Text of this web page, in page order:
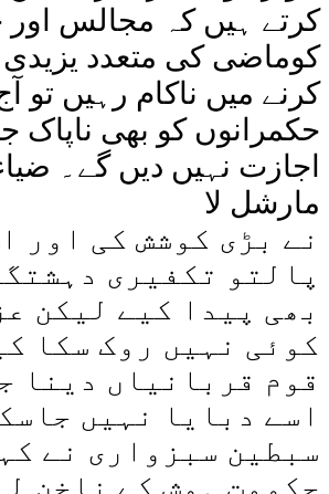
کرتے ہیں کہ مجالس
کوماضی کی متعدد یزیدی
کرنے میں ناکام رہیں تو
حکمرانوں کو بھی
اجازت نہیں دیں گے۔
مارشل لا
نے بڑی کوشش کی اور
پالتو تکفیری
بھی پیدا کیے لیکن
کوئی نہیں روک سکا
قوم قربانیاں دینا
اسے دبایا نہیں
سبطین سبزواری نے
حکومت ہوش کے ناخن